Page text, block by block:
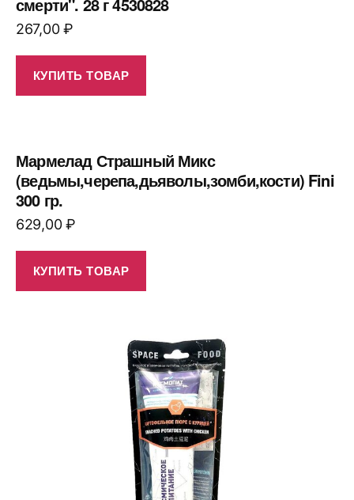
267,00₽
КУПИТЬ ТОВАР
Мармелад Страшный Микс
(ведьмы,черепа,дьяволы,зомби,кости) Fini
300 гр.
629,00₽
КУПИТЬ ТОВАР